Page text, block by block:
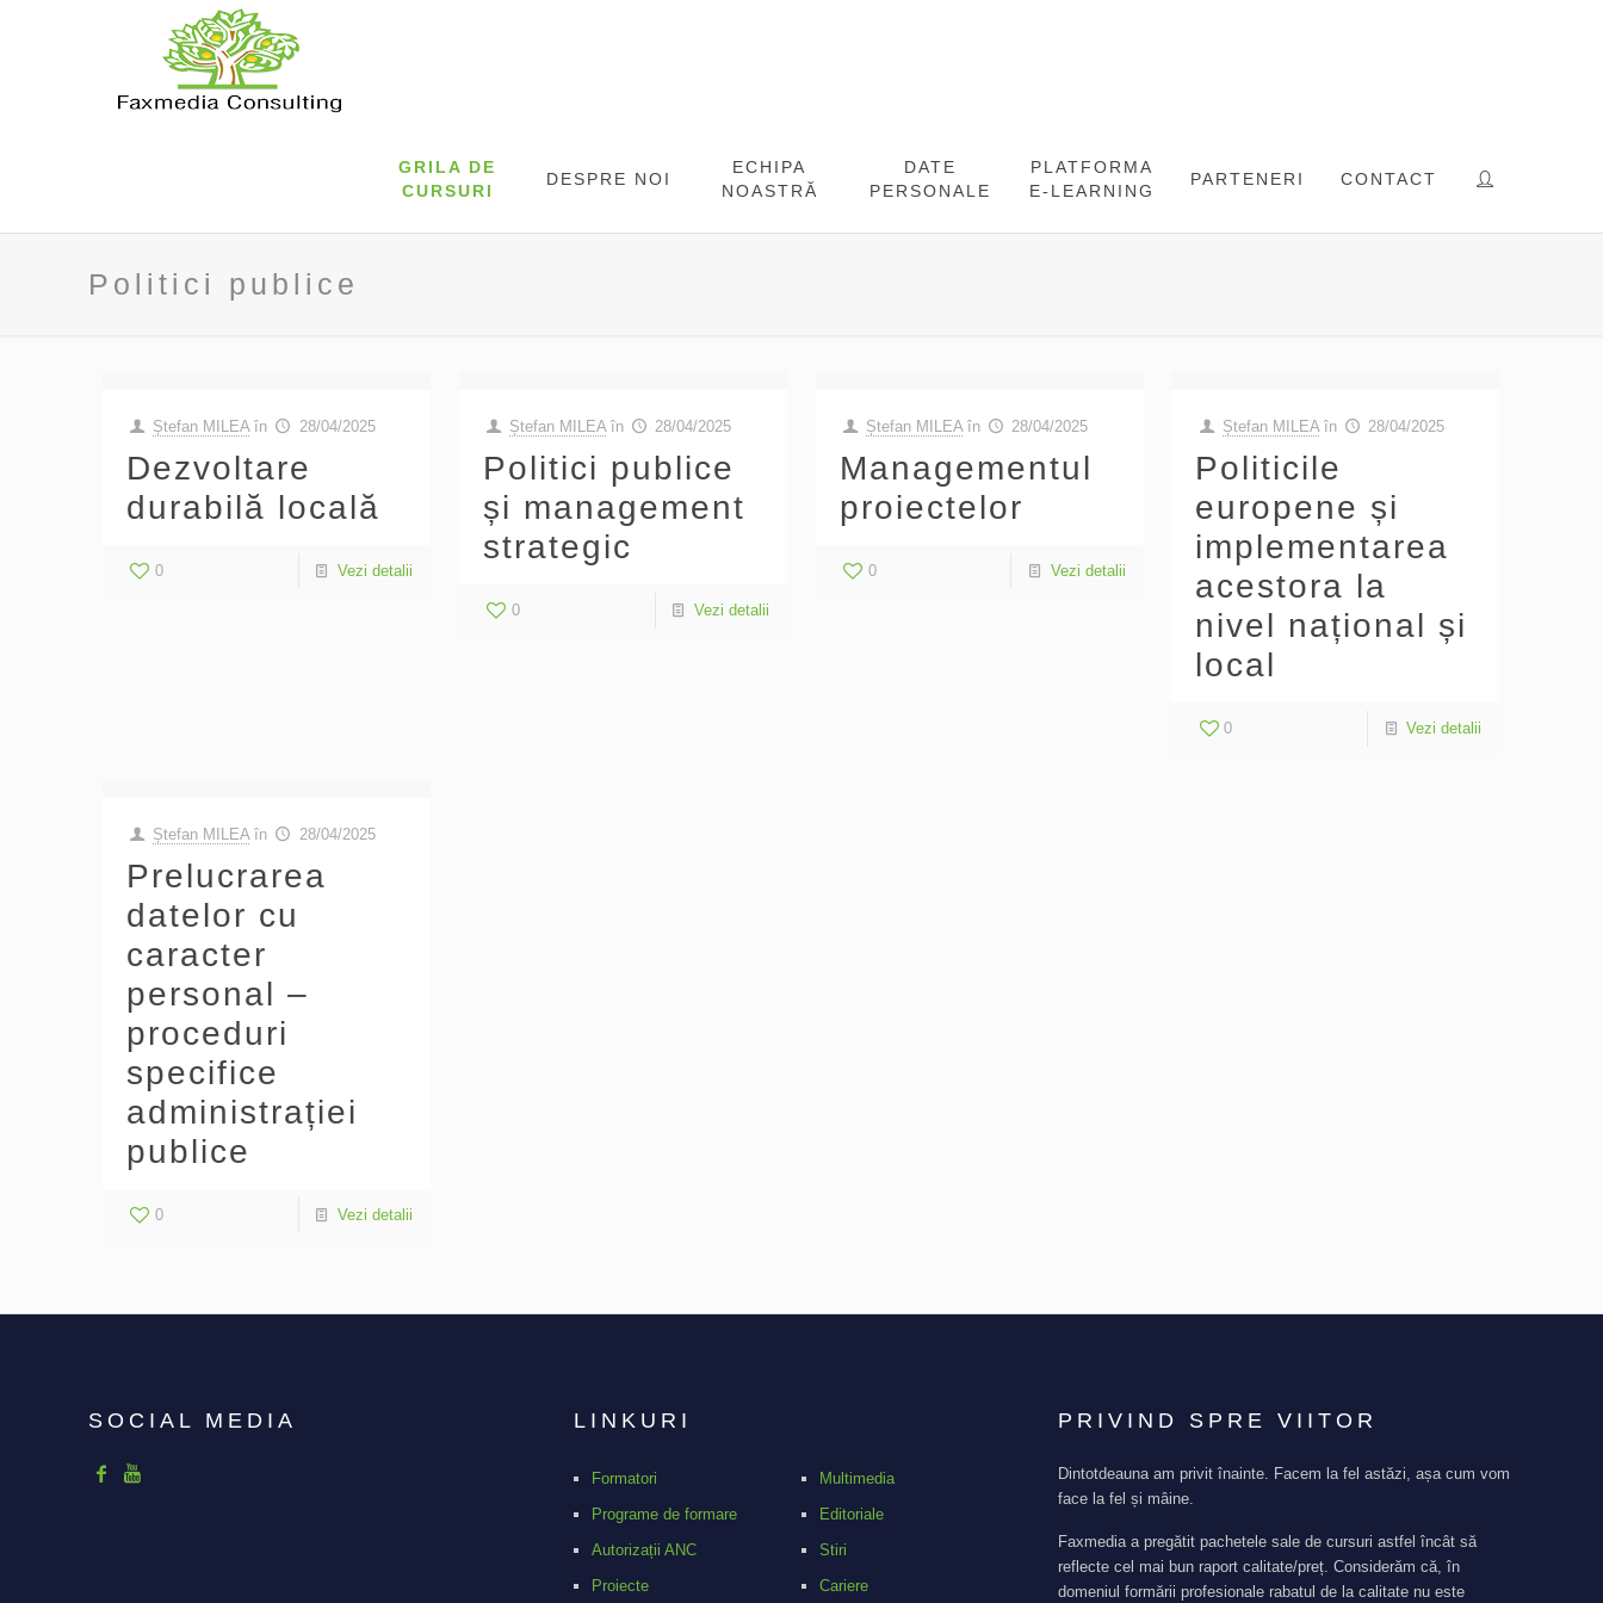
GRILA DE
CURSURI
DESPRE NOI
ECHIPA
NOASTRĂ
DATE
PERSONALE
PLATFORMA
E-LEARNING
PARTENERI CONTACT
Politici publice
Ștefan MILEA în 28/04/2025
Dezvoltare
durabilă locală
0 Vezi detalii
Ștefan MILEA în 28/04/2025
Politici publice
și management
strategic
0 Vezi detalii
Ștefan MILEA în 28/04/2025
Managementul
proiectelor
0 Vezi detalii
Ștefan MILEA în 28/04/2025
Politicile
europene și
implementarea
acestora la
nivel național și
local
0 Vezi detalii
Ștefan MILEA în 28/04/2025
Prelucrarea
datelor cu
caracter
personal –
proceduri
specifice
administrației
publice
0 Vezi detalii
SOCIAL MEDIA LINKURI
Formatori
Programe de formare
Autorizații ANC
Proiecte
Multimedia
Editoriale
Stiri
Cariere
PRIVIND SPRE VIITOR
Dintotdeauna am privit înainte. Facem la fel astăzi, așa cum vom
face la fel și mâine.
Faxmedia a pregătit pachetele sale de cursuri astfel încât să
reflecte cel mai bun raport calitate/preț. Considerăm că, în
domeniul formării profesionale rabatul de la calitate nu este